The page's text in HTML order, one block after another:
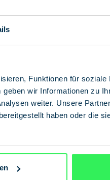
Funktionen für soziale
wir Informationen zu
weiter. Unsere
haben oder die